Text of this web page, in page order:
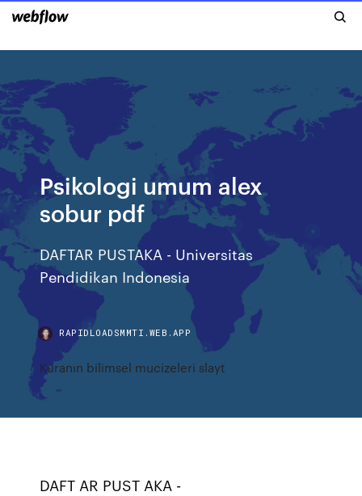
Psikologi umum alex
sobur pdf
DAFTAR PUSTAKA - Universitas
Pendidikan Indonesia
RAPIDLOADSMMTI.WEB.APP
Kuranın bilimsel mucizeleri slayt
DAFT AR PUST AKA -